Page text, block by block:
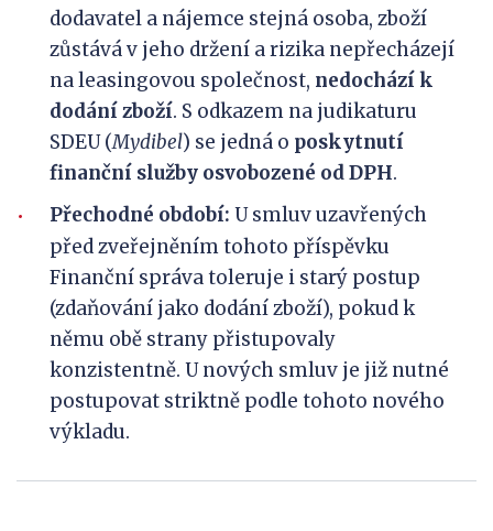
dodavatel a nájemce stejná osoba, zboží
zůstává v jeho držení a rizika nepřecházejí
na leasingovou společnost, nedochází k
dodání zboží. S odkazem na judikaturu
SDEU (Mydibel) se jedná o poskytnutí
finanční služby osvobozené od DPH.
Přechodné období: U smluv uzavřených
před zveřejněním tohoto příspěvku
Finanční správa toleruje i starý postup
(zdaňování jako dodání zboží), pokud k
němu obě strany přistupovaly
konzistentně. U nových smluv je již nutné
postupovat striktně podle tohoto nového
výkladu.